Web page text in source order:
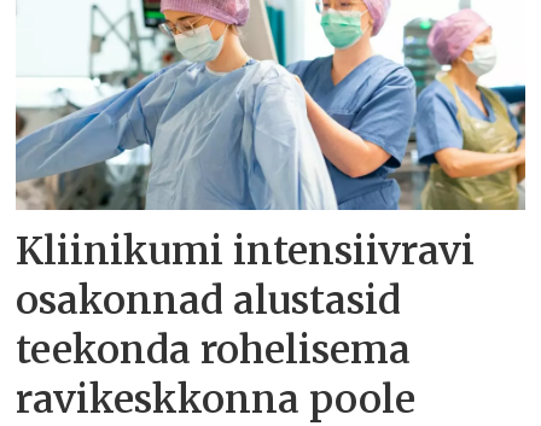
Kliinikumi intensiivravi
osakonnad alustasid
teekonda rohelisema
ravikeskkonna poole